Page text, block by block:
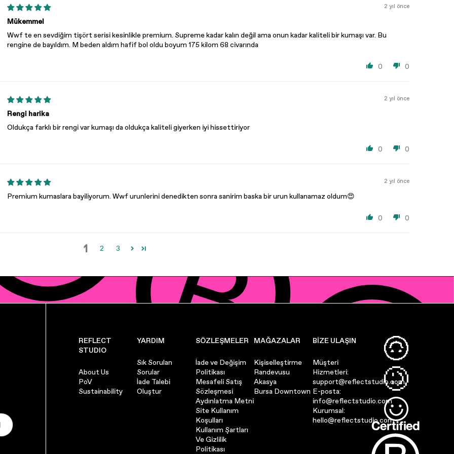
2 yıl önce
Mükemmel
Wwf te en sevdiğim tişört serisi kesinlikle premium. Supreme kadar kalın değil ama onun kadar kaliteli bir kumaşı var. Bu
rengine de bayıldım. M beden aldım hafif bol oldu boyum 175 kilom 68 civarında
0 0
2 yıl önce
Rengi harika
Oldukça farklı bir rengi var kumaşı da oldukça kaliteli giyerken iyi hissettiriyor
0 0
2 yıl önce
Premium kumaslara bayiliyorum. Wwf urunlerini denedikten sonra sanirim baska bir urun kullanamaz oldum😍
0 0
1 2 3
REFLECT
STUDIO
About Us
PoV
Sustainability
YARDIM
Sık Sorulan
Sorular
İade Talebi
Oluştur
SÖZLEŞMELER
İade ve Değişim
Politikası
Mesafeli Satış
Sözleşmesi
Aydınlatma Metni
Site Kullanım
Koşulları
Kullanım Şartları
Ve Gizlilik
Politikası
MAĞAZALAR
Kişiselleştirme
Randevusu
Akasya
Bursa Downtown
BIZE ULAŞIN
Müşteri
Hizmetleri:
support@reflectstudio.com
E-posta:
info@reflectstudio.com
Kurumsal:
hello@reflectstudio.com